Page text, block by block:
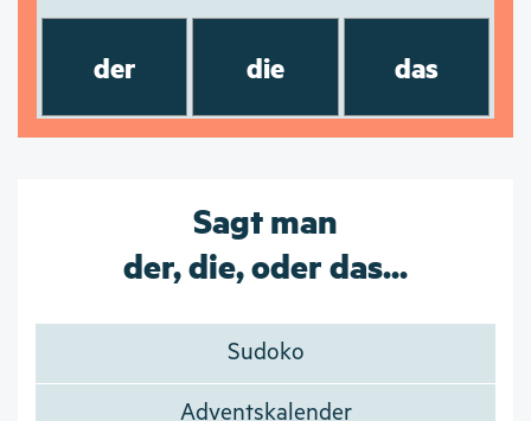
der die das
Sagt man
der, die, oder das...
Sudoko
Adventskalender